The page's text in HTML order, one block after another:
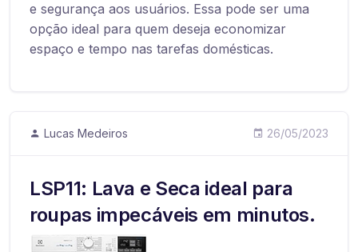
e segurança aos usuários. Essa pode ser uma
opção ideal para quem deseja economizar
espaço e tempo nas tarefas domésticas.
Lucas Medeiros 26/05/2023
LSP11: Lava e Seca ideal para
roupas impecáveis em minutos.